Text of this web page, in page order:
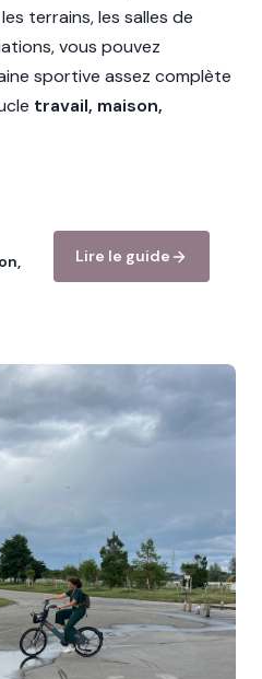
terrains, les salles de
vous pouvez
sportive assez complète
travail, maison,
Lire le guide